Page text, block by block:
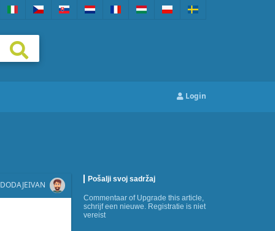
Login
Pošalji svoj sadržaj
Commentaar of Upgrade this article,
schrijf een nieuwe. Registratie is niet
vereist
DODAJEIVAN